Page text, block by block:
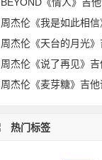
周杰伦《我是如此相信》吉
周杰伦《天台的月光》吉他
周杰伦《说了再见》吉他
周杰伦《麦芽糖》吉他
热门标签